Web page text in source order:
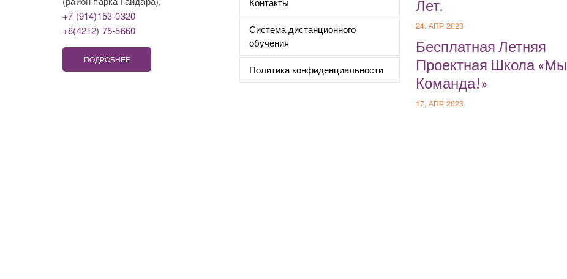
+7 (914)153-0320
+8(4212) 75-5660
ПОДРОБНЕЕ
Система дистанционного
обучения
Политика конфиденциальности
Лет.
24, АПР 2023
Бесплатная Летняя
Проектная Школа «Мы
Команда!»
17, АПР 2023